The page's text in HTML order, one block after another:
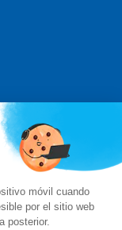
móvil cuando
por el sitio web
posterior.